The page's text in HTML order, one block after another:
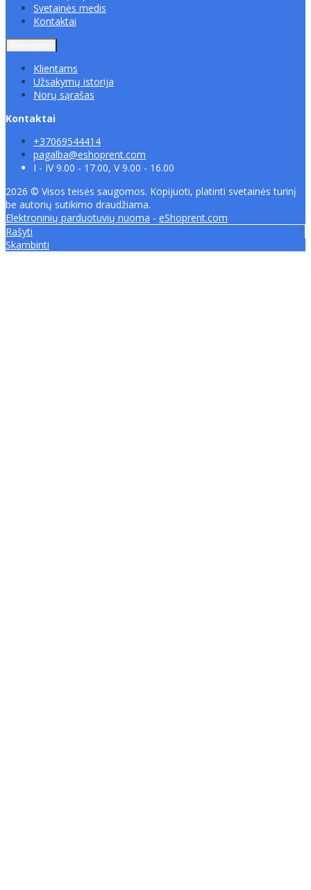
Svetainės medis
Kontaktai
Klientams
Užsakymų istorija
Norų sąrašas
Kontaktai
+37069544414
pagalba@eshoprent.com
I - IV 9.00 - 17.00, V 9.00 - 16.00
2026 © Visos teisės saugomos. Kopijuoti, platinti svetainės turinį
be autorių sutikimo draudžiama.
Elektroninių parduotuvių nuoma - eShoprent.com
Rašyti
Skambinti